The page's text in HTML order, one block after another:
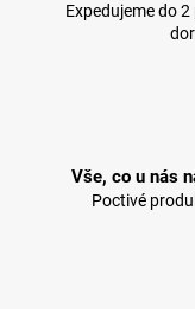
Expedujeme do
Vše, co u nás
Poctivé